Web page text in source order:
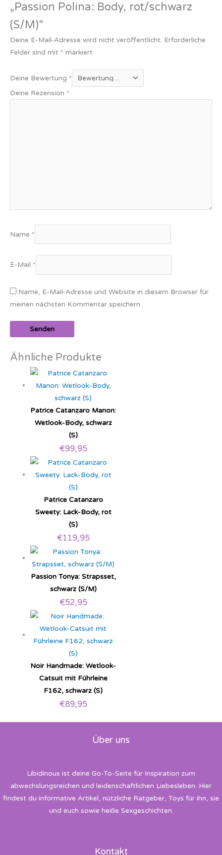
„Passion Polina: Body, rot/schwarz
(S/M)“
Deine E-Mail-Adresse wird nicht veröffentlicht. Erforderliche
Felder sind mit * markiert
Deine Bewertung *
Deine Rezension *
Name *
E-Mail *
Name, E-Mail-Adresse und Website in diesem Browser für
meinen nächsten Kommentar speichern.
Ähnliche Produkte
Patrice Catanzaro Manon:
Wetlook-Body, schwarz
(S)
€99,95
Patrice Catanzaro
Sweety: Lack-Body, rot
(S)
€119,95
Passion Tonya: Strapsset,
schwarz (S/M)
€52,95
Noir Handmade: Wetlook-
Catsuit mit Führleine
F162, schwarz (S)
€89,95
Über uns
Libidinous ist deine Go-To-Seite für Inspiration zum
abwechslungsreichen und leidenschaftlichen Liebesleben. Hier
findest du informative Artikel, nützliche Ratgeber, Toys für ihn, sie
und euch sowie heiße Sexgeschichten.
Kontakt